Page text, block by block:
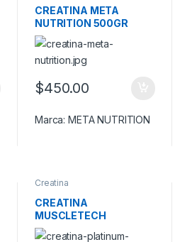
CREATINA META
NUTRITION 500GR
$450.00
Marca: META NUTRITION
Creatina
CREATINA
MUSCLETECH
PLATINUM